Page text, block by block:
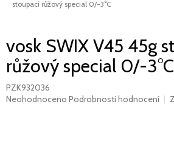
stoupací růžový special 0/-3°C
vosk SWIX V45 45g
růžový special 0/-3°C
PZK932036
Průměrné
Neohodnoceno Podrobnosti hodnocení